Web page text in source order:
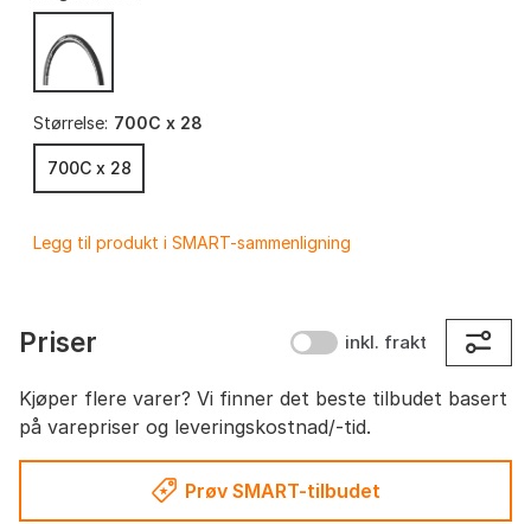
Størrelse: 700C x 28
700C x 28
Legg til produkt i SMART-sammenligning
Priser inkl. frakt
Kjøper flere varer? Vi finner det beste tilbudet basert
på varepriser og leveringskostnad/-tid.
Prøv SMART-tilbudet